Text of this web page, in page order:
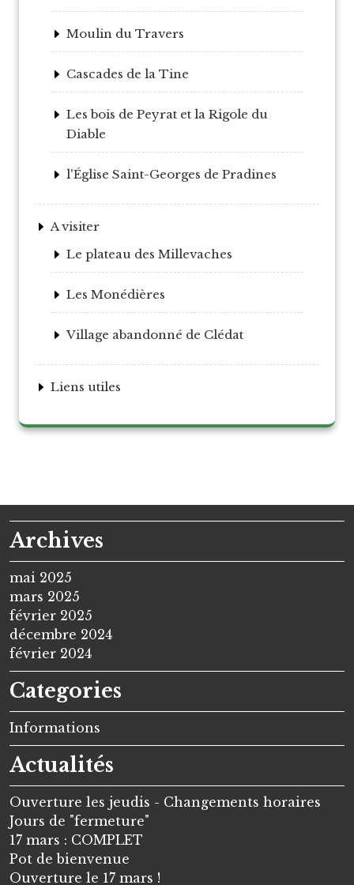
Moulin du Travers
Cascades de la Tine
Les bois de Peyrat et la Rigole du
Diable
l'Église Saint-Georges de Pradines
A visiter
Le plateau des Millevaches
Les Monédières
Village abandonné de Clédat
Liens utiles
Archives
mai 2025
mars 2025
février 2025
décembre 2024
février 2024
Categories
Informations
Actualités
Ouverture les jeudis - Changements horaires
Jours de "fermeture"
17 mars : COMPLET
Pot de bienvenue
Ouverture le 17 mars !